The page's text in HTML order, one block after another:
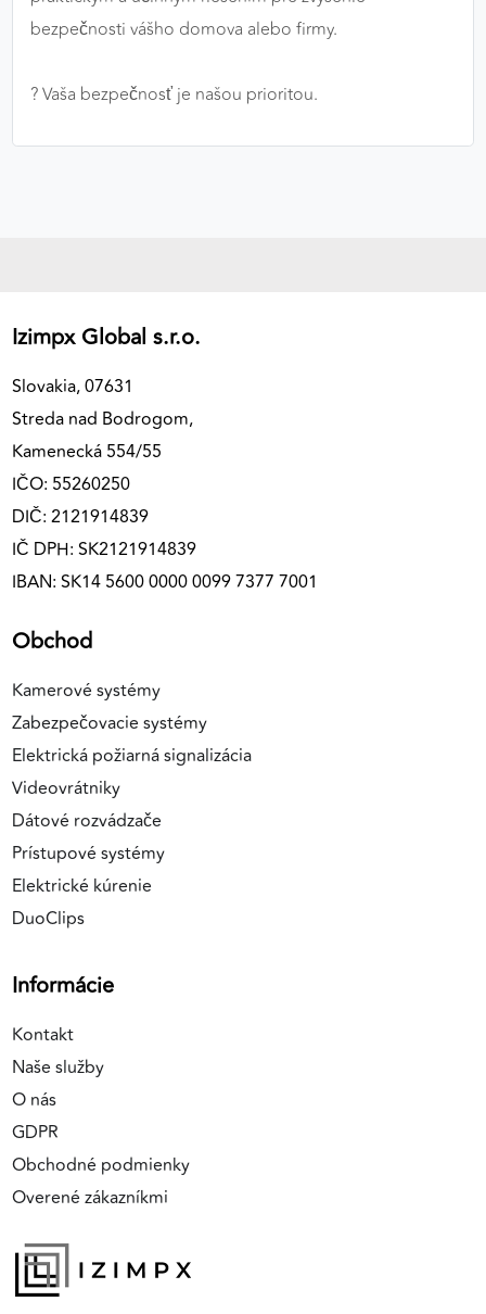
bezpečnosti vášho domova alebo firmy.
? Vaša bezpečnosť je našou prioritou.
Izimpx Global s.r.o.
Slovakia, 07631
Streda nad Bodrogom,
Kamenecká 554/55
IČO: 55260250
DIČ: 2121914839
IČ DPH: SK2121914839
IBAN: SK14 5600 0000 0099 7377 7001
Obchod
Kamerové systémy
Zabezpečovacie systémy
Elektrická požiarná signalizácia
Videovrátniky
Dátové rozvádzače
Prístupové systémy
Elektrické kúrenie
DuoClips
Informácie
Kontakt
Naše služby
O nás
GDPR
Obchodné podmienky
Overené zákazníkmi